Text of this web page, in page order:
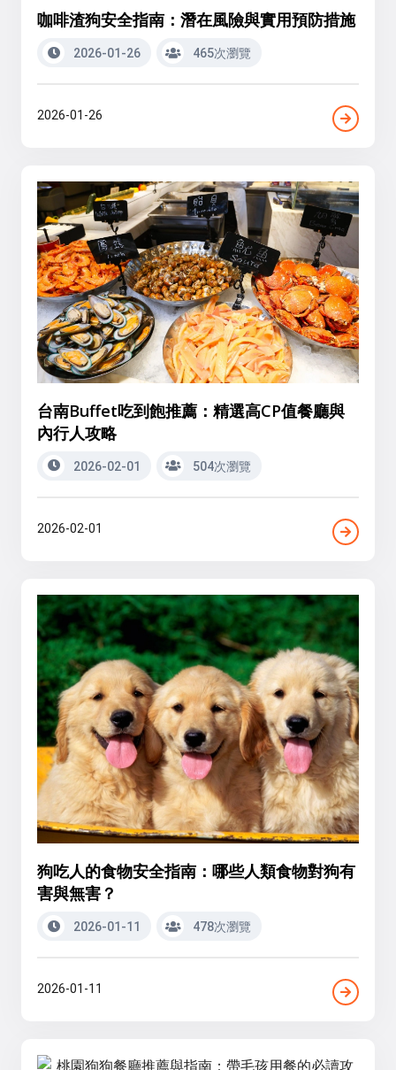
咖啡渣狗安全指南：潛在風險與實用預防措施
2026-01-26 465次瀏覽
2026-01-26
台南Buffet吃到飽推薦：精選高CP值餐廳與
內行人攻略
2026-02-01 504次瀏覽
2026-02-01
狗吃人的食物安全指南：哪些人類食物對狗有
害與無害？
2026-01-11 478次瀏覽
2026-01-11